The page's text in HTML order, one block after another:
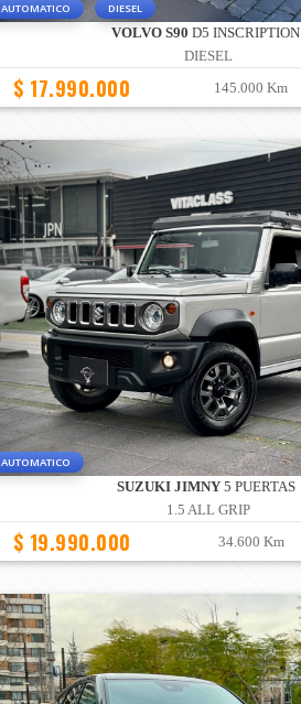
AUTOMATICO DIESEL
VOLVO S90 D5 INSCRIPTION
DIESEL
$ 17.990.000 145.000 Km
AUTOMATICO
SUZUKI JIMNY5 PUERTAS
1.5 ALL GRIP
$ 19.990.000 34.600 Km